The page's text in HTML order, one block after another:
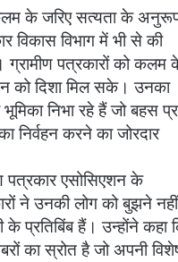
कलम के जरिए सत्यता के
विकास विभाग में भी से की
ग्रामीण पत्रकारों को कलम
को दिशा मिल सके। उनका
निभा रहे हैं जो बहस
निर्वहन करने का जोरदार
पत्रकार एसोसिएशन के
ने उनकी लोग को बुझने नहीं
प्रतिबिंब हैं। उन्होंने कहा
का स्रोत है जो अपनी